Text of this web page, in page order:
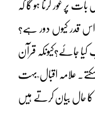
پر غور کرنا ہو گا کہ
قدر کیوں دور ہے؟
جائے؟کیونکہ قرآن
علامہ اقبال ؒ بہت
حال بیان کرتے ہیں